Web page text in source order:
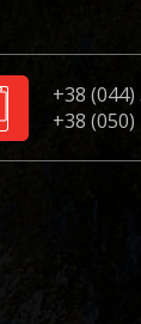
+38
+38 (050)